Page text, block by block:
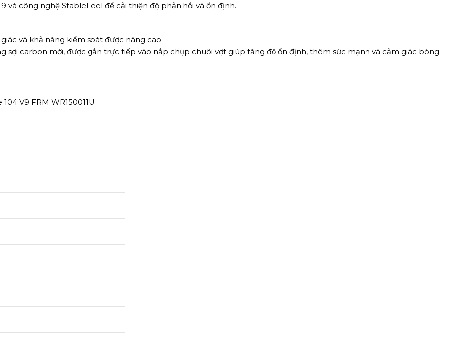
và công nghệ StableFeel để cải thiện độ phản hồi và ổn định.
và khả năng kiểm soát được nâng cao
sợi carbon mới, được gắn trực tiếp vào nắp chụp chuôi vợt giúp tăng độ ổn định, thêm sức mạnh và cảm giác bóng
V9 FRM WR150011U